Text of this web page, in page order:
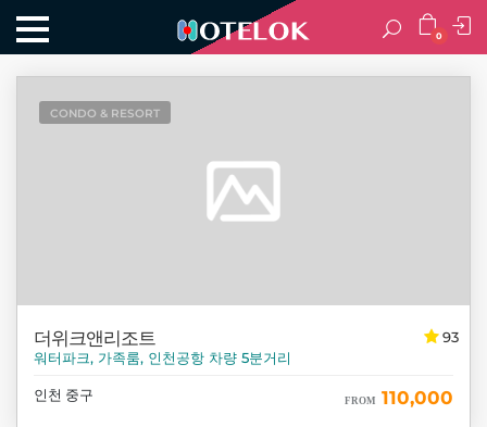
CONDO & RESORT
93
더위크앤리조트
워터파크, 가족룸, 인천공항 차량 5분거리
인천 중구 FROM 110,000
0